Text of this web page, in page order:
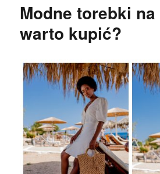
Modne torebki
warto kupić?